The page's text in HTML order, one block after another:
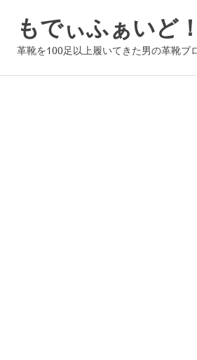
ツ
もでぃふぁいど！
革靴を100足以上履いてきた男の革靴ブ